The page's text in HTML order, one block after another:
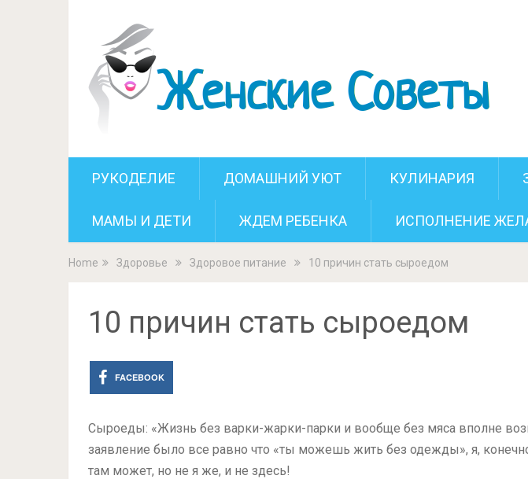
РУКОДЕЛИЕ ДОМАШНИЙ УЮТ КУЛИНАРИЯ
МАМЫ И ДЕТИ ЖДЕМ РЕБЕНКА ИСПОЛНЕНИЕ
Home Здоровье Здоровое питание 10 причин стать сыроедом
10 причин стать сыроедом
FACEBOOK
Сыроеды: «Жизнь без варки-жарки-парки и вообще без мяса вполне
заявление было все равно что «ты можешь жить без одежды», я,
там может, но не я же, и не здесь!